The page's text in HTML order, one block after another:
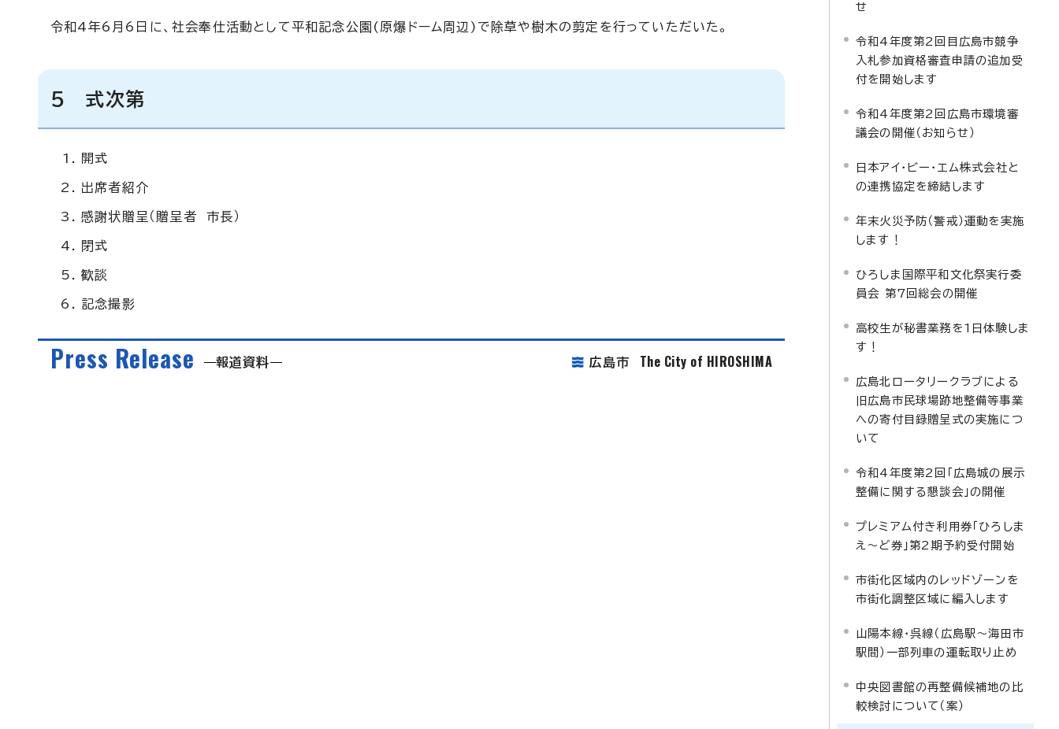
令和4年6月6日に、社会奉仕活動として平和記念公園(原爆ドーム周辺)で除草や樹木の剪定を行っていただいた。
5 式次第
開式
出席者紹介
感謝状贈呈（贈呈者 市長）
閉式
歓談
記念撮影
Press Release 報道資料 広島市 The City of HIROSHIMA
せ
令和4年度第2回目広島市競争
入札参加資格審査申請の追加受
付を開始します
令和4年度第2回広島市環境審
議会の開催（お知らせ）
日本アイ・ビー・エム株式会社と
の連携協定を締結します
年末火災予防（警戒）運動を実施
します！
ひろしま国際平和文化祭実行委
員会 第7回総会の開催
高校生が秘書業務を1日体験しま
す！
広島北ロータリークラブによる
旧広島市民球場跡地整備等事業
への寄付目録贈呈式の実施につ
いて
令和4年度第2回「広島城の展示
整備に関する懇談会」の開催
プレミアム付き利用券「ひろしま
え～ど券」第2期予約受付開始
市街化区域内のレッドゾーンを
市街化調整区域に編入します
山陽本線・呉線（広島駅～海田市
駅間）一部列車の運転取り止め
中央図書館の再整備候補地の比
較検討について（案）